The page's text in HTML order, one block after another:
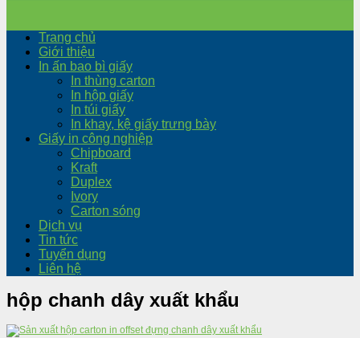
Trang chủ
Giới thiệu
In ấn bao bì giấy
In thùng carton
In hộp giấy
In túi giấy
In khay, kệ giấy trưng bày
Giấy in công nghiệp
Chipboard
Kraft
Duplex
Ivory
Carton sóng
Dịch vụ
Tin tức
Tuyển dụng
Liên hệ
hộp chanh dây xuất khẩu